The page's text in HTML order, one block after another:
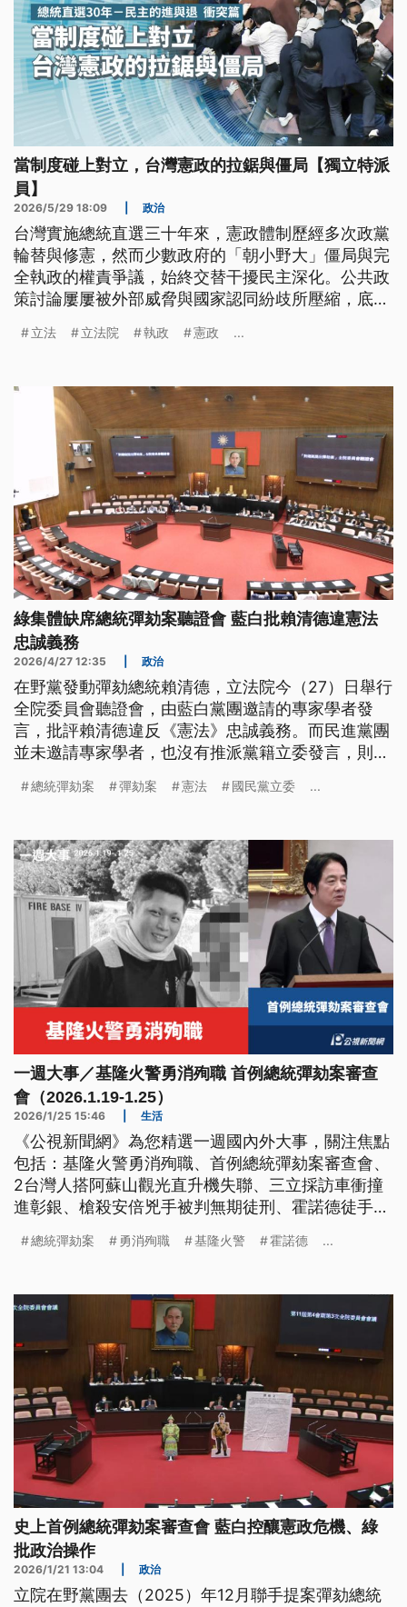
當制度碰上對立，台灣憲政的拉鋸與僵局【獨立特派
員】
2026/5/29 18:09 政治
台灣實施總統直選三十年來，憲政體制歷經多次政黨
輪替與修憲，然而少數政府的「朝小野大」僵局與完
全執政的權責爭議，始終交替干擾民主深化。公共政
策討論屢屢被外部威脅與國家認同紛歧所壓縮，底層
2005年修憲留下的超高門檻，台灣政治已反覆墜入
發展的嚴峻拷問。
立法 立法院 執政 憲政 ...
綠集體缺席總統彈劾案聽證會 藍白批賴清德違憲法
忠誠義務
2026/4/27 12:35 政治
在野黨發動彈劾總統賴清德，立法院今（27）日舉行
全院委員會聽證會，由藍白黨團邀請的專家學者發
言，批評賴清德違反《憲法》忠誠義務。而民進黨團
並未邀請專家學者，也沒有推派黨籍立委發言，則是
總統彈劾案 彈劾案 憲法 國民黨立委 ...
一週大事／基隆火警勇消殉職 首例總統彈劾案審查
會（2026.1.19-1.25）
2026/1/25 15:46 生活
《公視新聞網》為您精選一週國內外大事，關注焦點
包括：基隆火警勇消殉職、首例總統彈劾案審查會、
2台灣人搭阿蘇山觀光直升機失聯、三立採訪車衝撞
進彰銀、槍殺安倍兇手被判無期徒刑、霍諾德徒手攀
總統彈劾案 勇消殉職 基隆火警 霍諾德 ...
史上首例總統彈劾案審查會 藍白控釀憲政危機、綠
批政治操作
2026/1/21 13:04 政治
立院在野黨團去（2025）年12月聯手提案彈劾總統